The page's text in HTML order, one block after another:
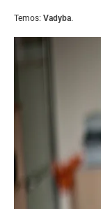
Temos: Vadyba.